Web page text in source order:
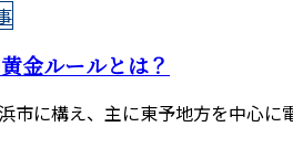
金ルールとは？
市に構え、主に東予地方を中心